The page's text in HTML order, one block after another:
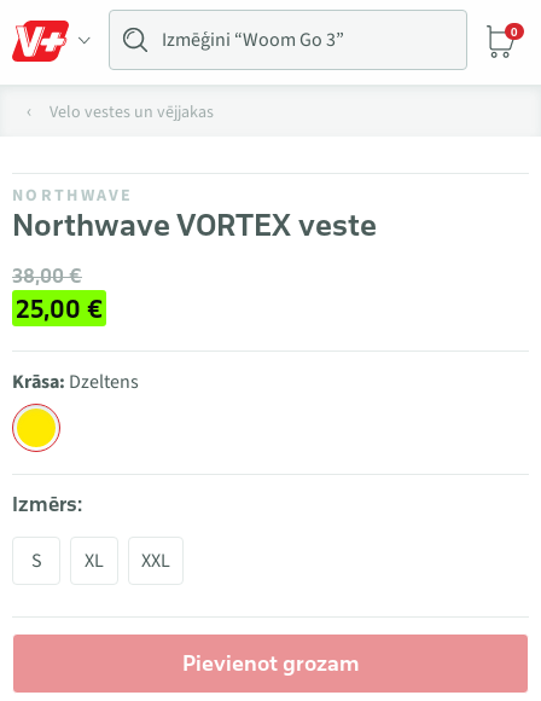
0
Velo vestes un vējjakas
NORTHWAVE
Northwave VORTEX veste
38,00 €
25,00 €
Krāsa: Dzeltens
Izmērs:
S XL XXL
Pievienot grozam